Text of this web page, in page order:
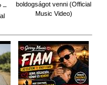
–
boldogságot venni (Official
Music Video)